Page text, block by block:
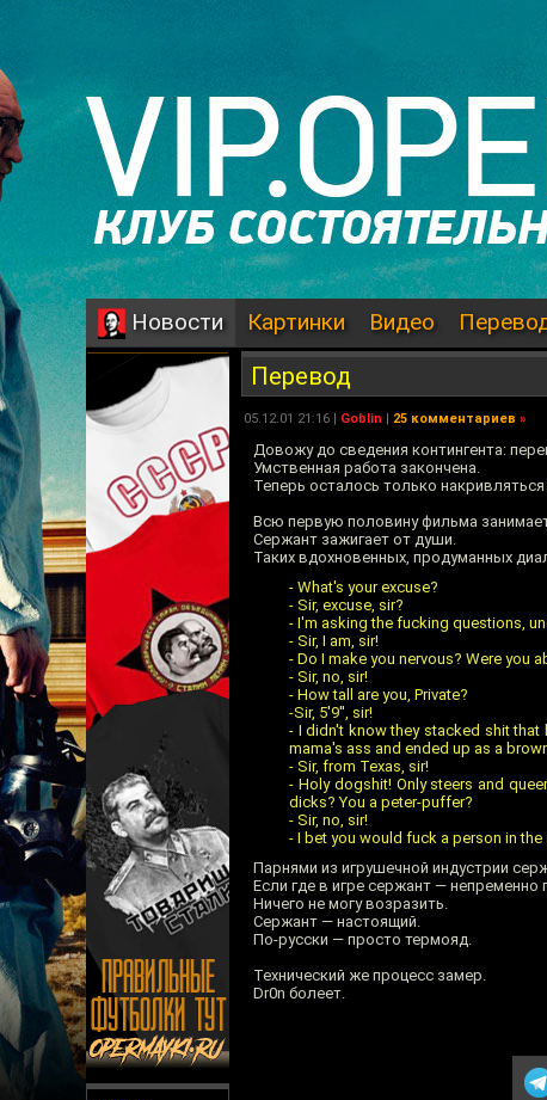
Новости Картинки Видео
Перевод
05.12.01 21:16 | Goblin | 25 комментариев »
Довожу до сведения контингента:
Умственная работа закончена.
Теперь осталось только накривляться
Всю первую половину фильма
Сержант зажигает от души.
Таких вдохновенных, продуманных
- What's your excuse?
- Sir, excuse, sir?
- I'm asking the fucking questions,
- Sir, I am, sir!
- Do I make you nervous? Were you
- Sir, no, sir!
- How tall are you, Private?
-Sir, 5'9'', sir!
- I didn't know they stacked shit
mama's ass and ended up as a
- Sir, from Texas, sir!
- Holy dogshit! Only steers and
dicks? You a peter-puffer?
- Sir, no, sir!
- I bet you would fuck a person in
Парнями из игрушечной индустрии
Если где в игре сержант — непременно
Ничего не могу возразить.
Сержант — настоящий.
По-русски — просто термояд.
Технический же процесс замер.
Dr0n болеет.